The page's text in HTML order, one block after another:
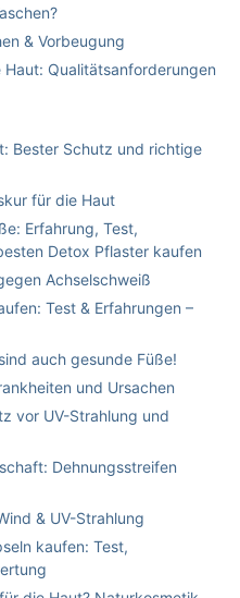
& Vorbeugung
Qualitätsanforderungen
Bester Schutz und richtige
für die Haut
Erfahrung, Test,
Detox Pflaster kaufen
Achselschweiß
Test & Erfahrungen –
auch gesunde Füße!
und Ursachen
vor UV-Strahlung und
Dehnungsstreifen
& UV-Strahlung
kaufen: Test,